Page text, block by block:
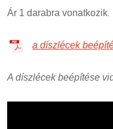
Ár 1 darabra vonatkozik.
a díszlécek
A díszlécek beépítése